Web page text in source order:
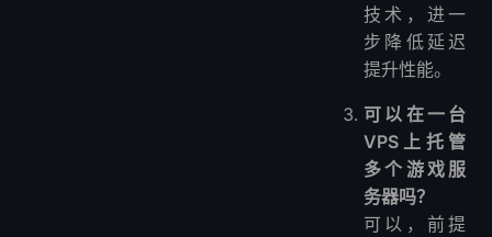
技术，进一
步降低延迟
提升性能。
可以在一台
VPS上托管
多个游戏服
务器吗？
可以，前提